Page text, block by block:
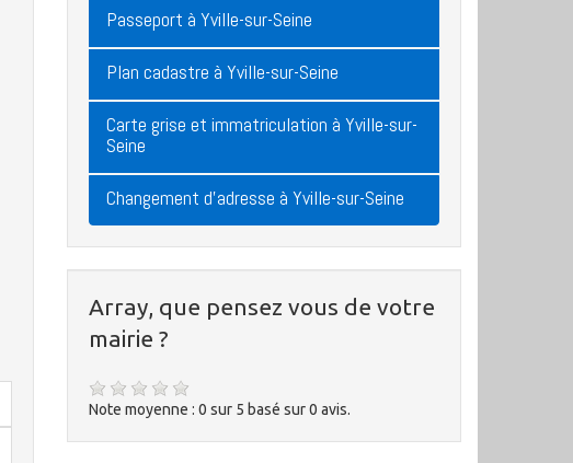
Passeport à Yville-sur-Seine
Plan cadastre à Yville-sur-Seine
Carte grise et immatriculation à Yville-sur-
Seine
Changement d'adresse à Yville-sur-Seine
Array, que pensez vous de votre
mairie ?
Note moyenne : 0 sur 5 basé sur0 avis.